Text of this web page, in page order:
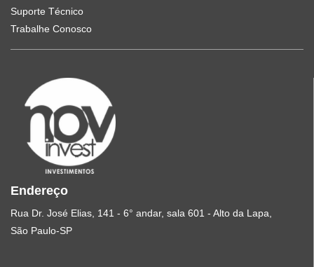
Suporte Técnico
Trabalhe Conosco
Endereço
Rua Dr. José Elias, 141 - 6° andar, sala 601 - Alto da Lapa,
São Paulo-SP